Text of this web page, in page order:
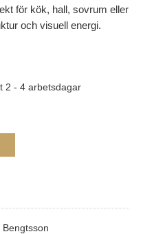
för kök, hall, sovrum eller
och visuell energi.
2 - 4 arbetsdagar